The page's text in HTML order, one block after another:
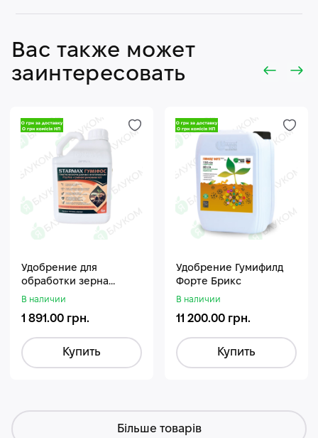
Вас также может
заинтересовать
Удобрение для
обработки зерна
Стармакс Гумифос
В наличии
1 891.00 грн.
Купить
Удобрение Гумифилд
Форте Брикс
В наличии
11 200.00 грн.
Купить
Більше товарів